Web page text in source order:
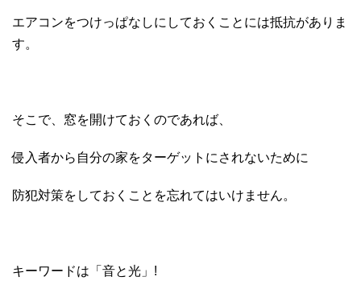
エアコンをつけっぱなしにしておくことには抵抗がありま
す。
そこで、窓を開けておくのであれば、
侵入者から自分の家をターゲットにされないために
防犯対策をしておくことを忘れてはいけません。
キーワードは「音と光」!